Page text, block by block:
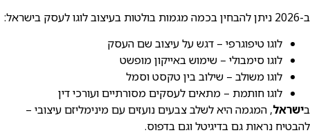
ב-2026 ניתן להבחין בכמה מגמות בולטות בעיצוב לוגו לעסק בישראל:
לוגו טיפוגרפי – דגש על עיצוב שם העסק
לוגו סימבולי – שימוש באייקון מופשט
לוגו משולב – שילוב בין טקסט וסמל
לוגו חותמת – מתאים לעסקים מסורתיים ועורכי דין
בישראל, המגמה היא לשלב צבעים נועזים עם מינימליזם עיצובי –
להבטיח נראות גם בדיגיטל וגם בדפוס.